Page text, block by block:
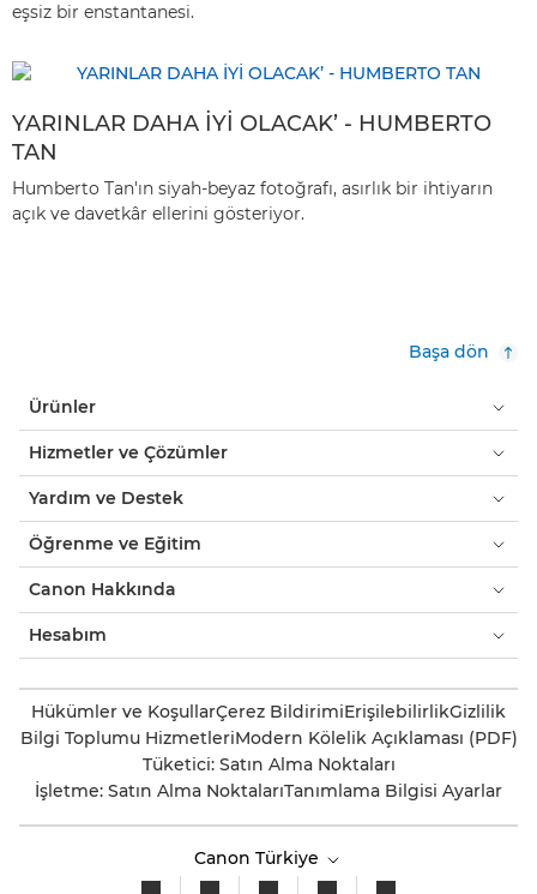
eşsiz bir enstantanesi.
YARINLAR DAHA İYİ OLACAK’ - HUMBERTO
TAN
Humberto Tan'ın siyah-beyaz fotoğrafı, asırlık bir ihtiyarın
açık ve davetkâr ellerini gösteriyor.
Başa dön
Ürünler
Hizmetler ve Çözümler
Yardım ve Destek
Öğrenme ve Eğitim
Canon Hakkında
Hesabım
Hükümler ve KoşullarÇerez BildirimiErişilebilirlikGizlilik
Bilgi Toplumu HizmetleriModern Kölelik Açıklaması (PDF)
Tüketici: Satın Alma Noktaları
İşletme: Satın Alma NoktalarıTanımlama Bilgisi Ayarlar
Canon Türkiye